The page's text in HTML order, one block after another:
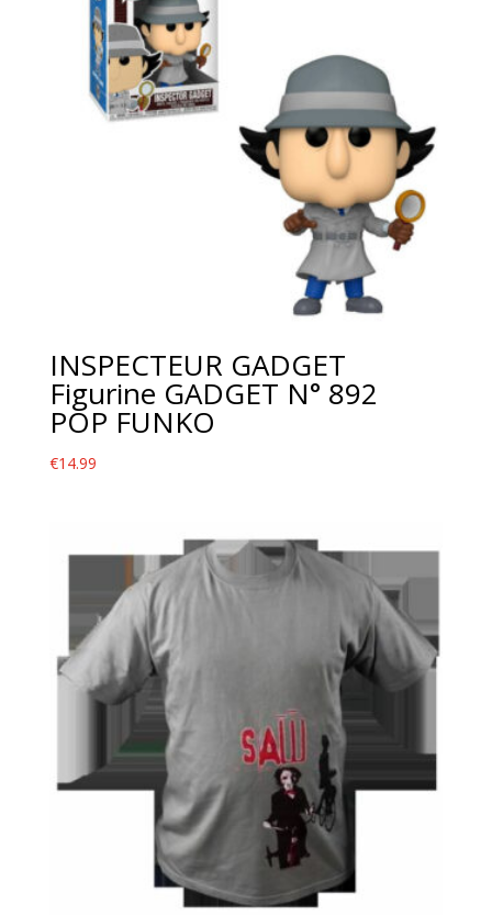
INSPECTEUR GADGET
Figurine GADGET N° 892
POP FUNKO
€14.99